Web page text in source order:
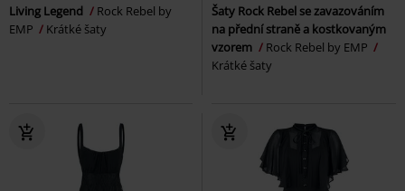
Living Legend
Rock Rebel by
EMP
Krátké šaty
Šaty Rock Rebel se zavazováním
na přední straně a kostkovaným
vzorem
Rock Rebel by EMP
Krátké šaty